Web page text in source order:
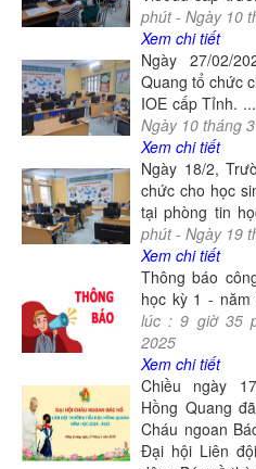
phút - Ngày 10
Xem chi tiết
Ngày 27/02/
Quang tổ chức
IOE cấp Tỉnh. ...
Ngày 10 tháng 3
Xem chi tiết
Ngày 18/2,
chức cho học
tại phòng tin
phút - Ngày 19
Xem chi tiết
Thông báo
học kỳ 1 -
lúc : 9 giờ 35
2025
Xem chi tiết
Chiều ngày
Hồng Quang
Cháu ngoan
Đại hội Liên